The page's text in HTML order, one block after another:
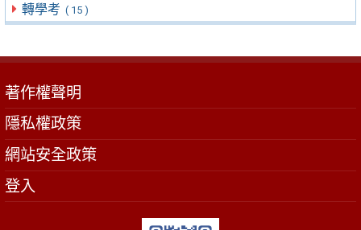
轉學考 ( 15 )
著作權聲明
隱私權政策
網站安全政策
登入